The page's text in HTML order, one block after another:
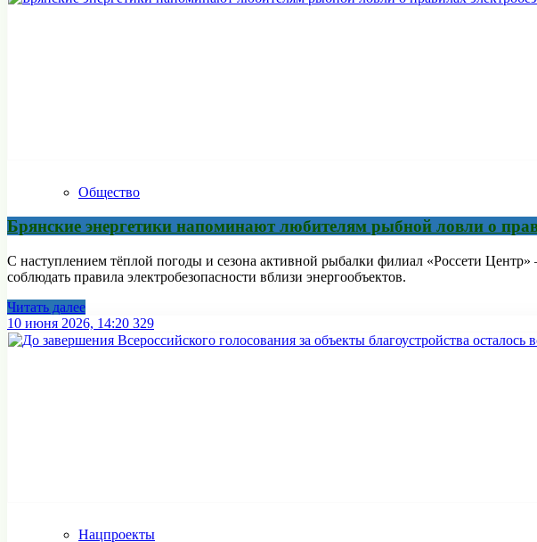
Общество
Брянские энергетики напоминают любителям рыбной ловли о
С наступлением тёплой погоды и сезона активной рыбалки филиал «Россети
соблюдать правила электробезопасности вблизи энергообъектов.
Читать далее
10 июня 2026, 14:20 329
Нацпроекты